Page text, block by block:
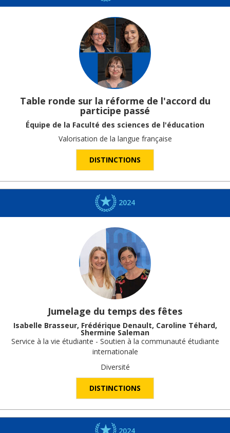
Table ronde sur la réforme de l'accord du
participe passé
Équipe de la Faculté des sciences de l'éducation
Valorisation de la langue française
DISTINCTIONS
2024
Jumelage du temps des fêtes
Isabelle Brasseur, Frédérique Denault, Caroline Téhard,
Shermine Saleman
Service à la vie étudiante - Soutien à la communauté étudiante
internationale
Diversité
DISTINCTIONS
2024